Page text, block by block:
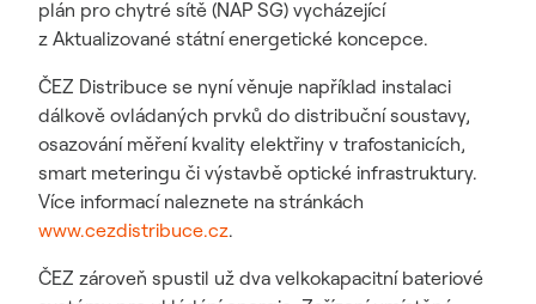
plán pro chytré sítě (NAP SG) vycházející
z Aktualizované státní energetické koncepce.
ČEZ Distribuce se nyní věnuje například instalaci
dálkově ovládaných prvků do distribuční soustavy,
osazování měření kvality elektřiny v trafostanicích,
smart meteringu či výstavbě optické infrastruktury.
Více informací naleznete na stránkách
www.cezdistribuce.cz.
ČEZ zároveň spustil už dva velkokapacitní bateriové